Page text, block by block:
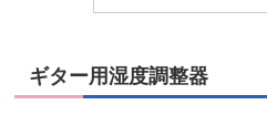
ギター用湿度調整器